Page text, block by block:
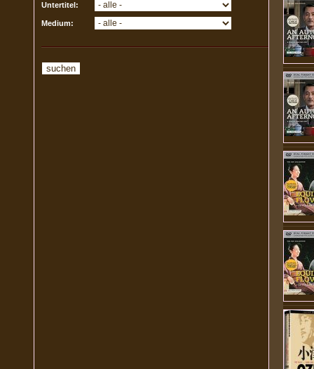
Untertitel:
Medium: